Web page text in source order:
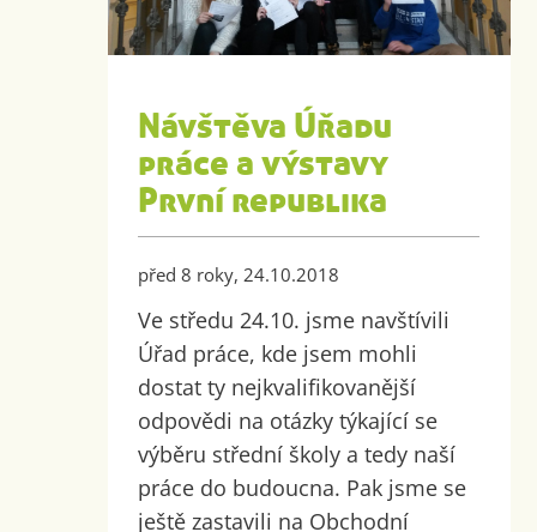
Návštěva Úřadu
práce a výstavy
První republika
před 8 roky, 24.10.2018
Ve středu 24.10. jsme navštívili
Úřad práce, kde jsem mohli
dostat ty nejkvalifikovanější
odpovědi na otázky týkající se
výběru střední školy a tedy naší
práce do budoucna. Pak jsme se
ještě zastavili na Obchodní